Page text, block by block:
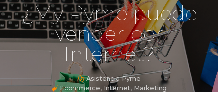
¿My Pyme puede
vender por
Internet?
Asistencia Pyme
Ecommerce, Internet, Marketing